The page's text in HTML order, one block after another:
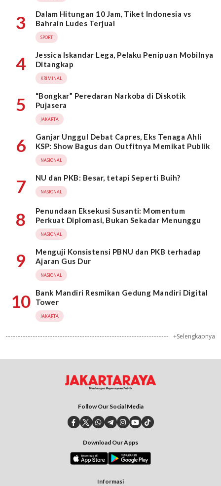
3
Dalam Hitungan 10 Jam, Tiket Indonesia vs
Bahrain Ludes Terjual
SPORT
4
Jessica Iskandar Lega, Pelaku Penipuan Mobilnya
Ditangkap
KRIMINAL
5
“Bongkar” Peredaran Narkoba di Diskotik
Pujasera
JAKARTA
6
Ganjar Unggul Debat Capres, Eks Tenaga Ahli
KSP: Show Bagus dan Outfitnya Memikat Publik
NASIONAL
7 NU dan PKB: Besar, tetapi Seperti Buih?
NASIONAL
8
Penundaan Eksekusi Susanti: Momentum
Perkuat Diplomasi, Bukan Sekadar Menunggu
NASIONAL
9
Menguji Konsistensi PBNU dan PKB terhadap
Ajaran Gus Dur
NASIONAL
10
Bank Mandiri Resmikan Gedung Mandiri Digital
Tower
JAKARTA
+Selengkapnya
Follow Our Social Media
Download Our Apps
Informasi